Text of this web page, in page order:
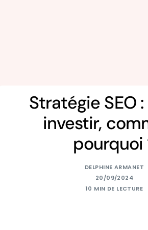
Stratégie SEO
investir,
pourquoi
DELPHINE ARMANET
20/09/2024
10 MIN DE LECTURE